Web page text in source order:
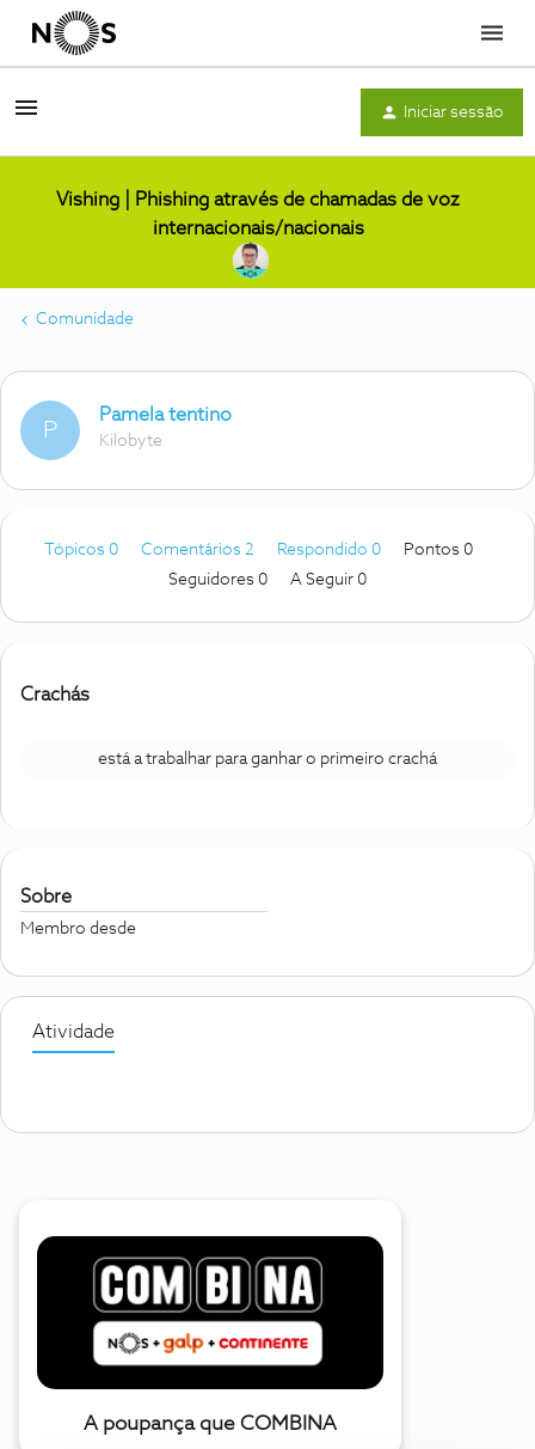
Menu
Iniciar sessão
Vishing | Phishing através de chamadas de voz
internacionais/nacionais
Comunidade
P
Pamela tentino
Kilobyte
Tópicos 0 Comentários 2 Respondido 0
Pontos 0
Seguidores 0 A Seguir 0
Crachás
está a trabalhar para ganhar o primeiro crachá
Sobre
Membro desde
Atividade
A poupança que COMBINA